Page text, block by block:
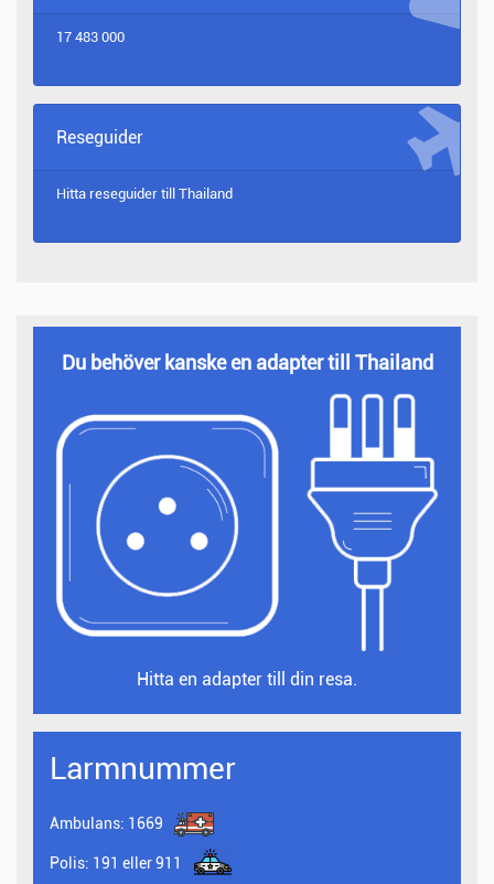
17 483 000
Reseguider
Hitta reseguider till Thailand
Du behöver kanske en adapter till Thailand
Hitta en adapter till din resa.
Larmnummer
Ambulans: 1669
Polis: 191 eller 911